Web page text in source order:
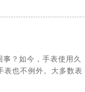
？如今，手表使用久
表也不例外。大多数表